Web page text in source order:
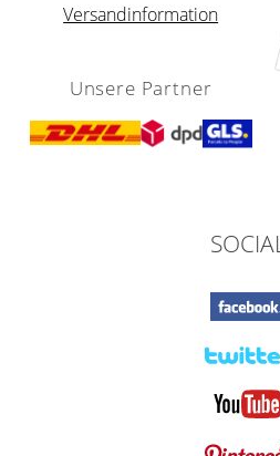
Versandinformation
Unsere Partner
SOCIAL